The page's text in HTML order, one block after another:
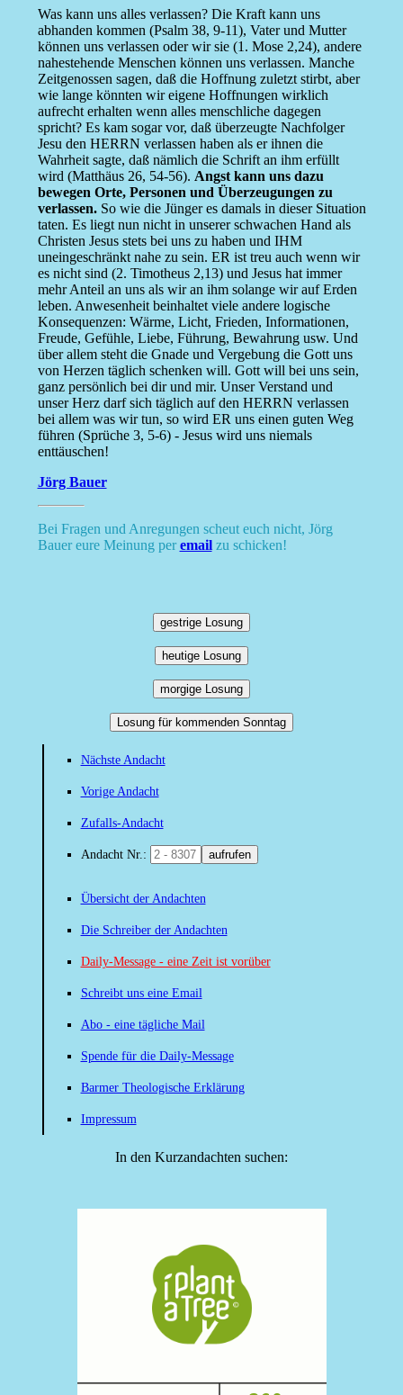
Was kann uns alles verlassen? Die Kraft kann uns
abhanden kommen (Psalm 38, 9-11), Vater und Mutter
können uns verlassen oder wir sie (1. Mose 2,24), andere
nahestehende Menschen können uns verlassen. Manche
Zeitgenossen sagen, daß die Hoffnung zuletzt stirbt, aber
wie lange könnten wir eigene Hoffnungen wirklich
aufrecht erhalten wenn alles menschliche dagegen
spricht? Es kam sogar vor, daß überzeugte Nachfolger
Jesu den HERRN verlassen haben als er ihnen die
Wahrheit sagte, daß nämlich die Schrift an ihm erfüllt
wird (Matthäus 26, 54-56). Angst kann uns dazu
bewegen Orte, Personen und Überzeugungen zu
verlassen.So wie die Jünger es damals in dieser Situation
taten. Es liegt nun nicht in unserer schwachen Hand als
Christen Jesus stets bei uns zu haben und IHM
uneingeschränkt nahe zu sein. ER ist treu auch wenn wir
es nicht sind (2. Timotheus 2,13) und Jesus hat immer
mehr Anteil an uns als wir an ihm solange wir auf Erden
leben. Anwesenheit beinhaltet viele andere logische
Konsequenzen: Wärme, Licht, Frieden, Informationen,
Freude, Gefühle, Liebe, Führung, Bewahrung usw. Und
über allem steht die Gnade und Vergebung die Gott uns
von Herzen täglich schenken will. Gott will bei uns sein,
ganz persönlich bei dir und mir. Unser Verstand und
unser Herz darf sich täglich auf den HERRN verlassen
bei allem was wir tun, so wird ER uns einen guten Weg
führen (Sprüche 3, 5-6) - Jesus wird uns niemals
enttäuschen!
Jörg Bauer
Bei Fragen und Anregungen scheut euch nicht, Jörg
Bauer eure Meinung peremailzu schicken!
gestrige Losung
heutige Losung
morgige Losung
Losung für kommenden Sonntag
Nächste Andacht
Vorige Andacht
Zufalls-Andacht
Andacht Nr.: aufrufen
Übersicht der Andachten
Die Schreiber der Andachten
Daily-Message - eine Zeit ist vorüber
Schreibt uns eine Email
Abo - eine tägliche Mail
Spende für die Daily-Message
Barmer Theologische Erklärung
Impressum
In den Kurzandachten suchen: